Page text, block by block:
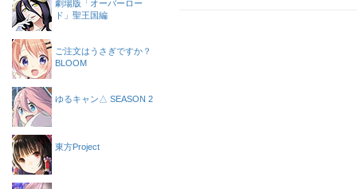
劇場版「オーバーロー
ド」聖王国編
ご注文はうさぎですか？
BLOOM
ゆるキャン△ SEASON 2
東方Project